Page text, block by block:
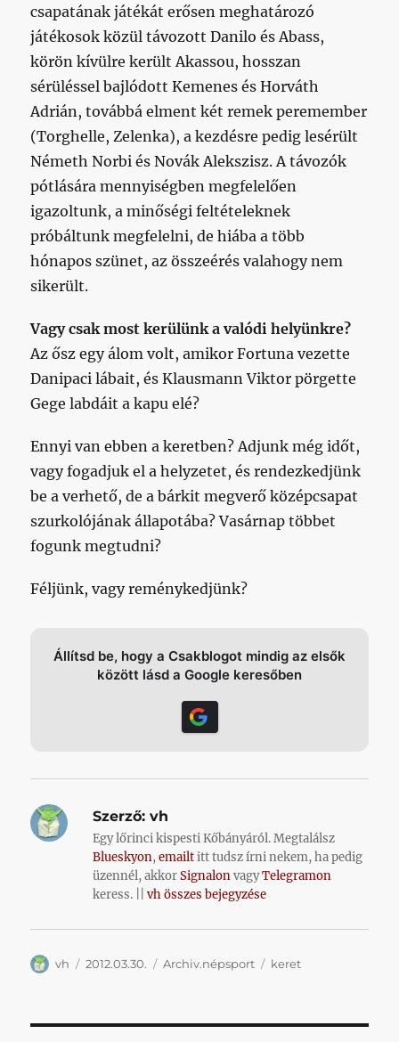
csapatának játékát erősen meghatározó
játékosok közül távozott Danilo és Abass,
körön kívülre került Akassou, hosszan
sérüléssel bajlódott Kemenes és Horváth
Adrián, továbbá elment két remek peremember
(Torghelle, Zelenka), a kezdésre pedig lesérült
Németh Norbi és Novák Alekszisz. A távozók
pótlására mennyiségben megfelelően
igazoltunk, a minőségi feltételeknek
próbáltunk megfelelni, de hiába a több
hónapos szünet, az összeérés valahogy nem
sikerült.
Vagy csak most kerülünk a valódi helyünkre?
Az ősz egy álom volt, amikor Fortuna vezette
Danipaci lábait, és Klausmann Viktor pörgette
Gege labdáit a kapu elé?
Ennyi van ebben a keretben? Adjunk még időt,
vagy fogadjuk el a helyzetet, és rendezkedjünk
be a verhető, de a bárkit megverő középcsapat
szurkolójának állapotába? Vasárnap többet
fogunk megtudni?
Féljünk, vagy reménykedjünk?
Állítsd be, hogy a Csakblogot mindig az elsők
között lásd a Google keresőben
Szerző: vh
Egy lőrinci kispesti Kőbányáról. Megtalálsz
Blueskyon,emailtitt tudsz írni nekem, ha pedig
üzennél, akkorSignalonvagyTelegramon
keress. ||vh összes bejegyzése
Szerző
vh Közzétéve
2012.03.30. Kategória
Archiv.népsport Címke
keret